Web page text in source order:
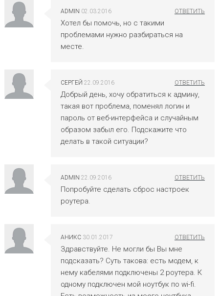
ADMIN 02.03.2016
Хотел бы помочь, но с такими
проблемами нужно разбираться на
месте.
СЕРГЕЙ 22.09.2016
Добрый день, хочу обратиться к админу,
такая вот проблема, поменял логин и
пароль от веб-интерфейса и случайным
образом забыл его. Подскажите что
делать в такой ситуации?
ADMIN 22.09.2016
Попробуйте сделать сброс настроек
роутера.
АНИКС 30.01.2017
Здравствуйте. Не могли бы Вы мне
подсказать? Суть такова: есть модем, к
нему кабелями подключены 2 роутера. К
одному подключен мой ноутбук по wi-fi.